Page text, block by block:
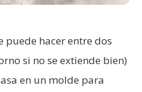
puede hacer entre dos
si no se extiende bien)
en un molde para